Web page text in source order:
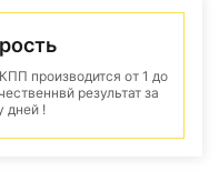
производится от 1 до
результат за
дней !